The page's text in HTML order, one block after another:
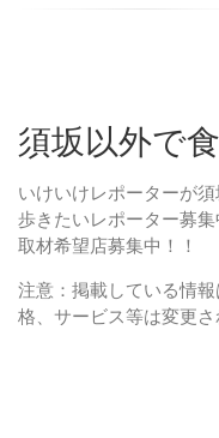
須坂以外で
いけいけレポーターが
歩きたいレポーター募集
取材希望店募集中！！
注意：掲載している情
格、サービス等は変更さ